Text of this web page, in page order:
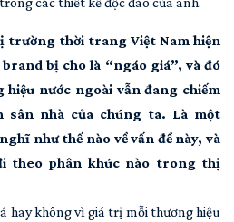
trường thời trang Việt Nam hiện
bị cho là “ngáo giá”, và đó
nước ngoài vẫn đang chiếm
nhà của chúng ta. Là một
như thế nào về vấn đề này, và
theo phân khúc nào trong thị
hay không vì giá trị mỗi thương hiệu